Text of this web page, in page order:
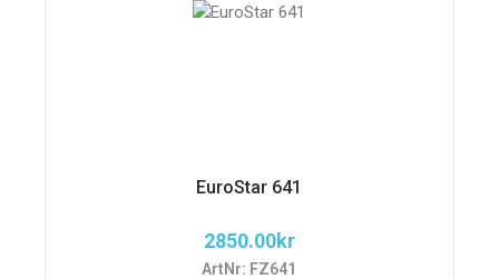
EuroStar 641
2850.00kr
ArtNr: FZ641